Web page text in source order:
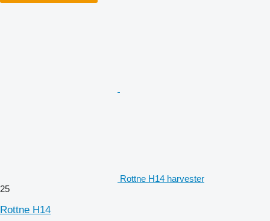
Rottne H14 harvester
25
Rottne H14